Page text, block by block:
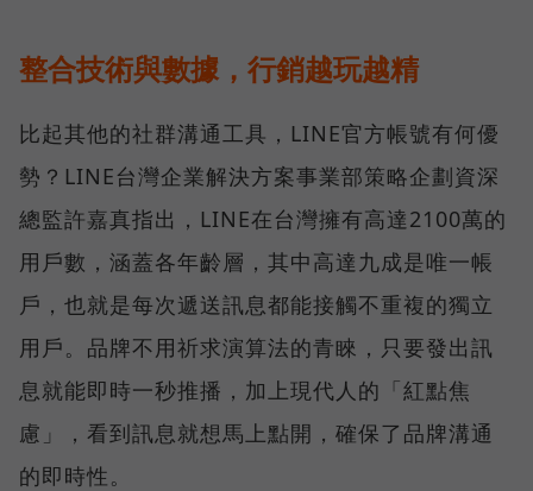
整合技術與數據，行銷越玩越精
比起其他的社群溝通工具，LINE官方帳號有何優
勢？LINE台灣企業解決方案事業部策略企劃資深
總監許嘉真指出，LINE在台灣擁有高達2100萬的
用戶數，涵蓋各年齡層，其中高達九成是唯一帳
戶，也就是每次遞送訊息都能接觸不重複的獨立
用戶。品牌不用祈求演算法的青睞，只要發出訊
息就能即時一秒推播，加上現代人的「紅點焦
慮」，看到訊息就想馬上點開，確保了品牌溝通
的即時性。